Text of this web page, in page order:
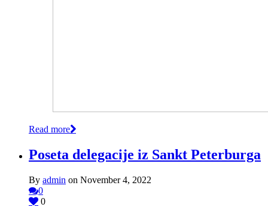
Read more
Poseta delegacije iz Sankt Peterburga
By admin on November 4, 2022
0
0